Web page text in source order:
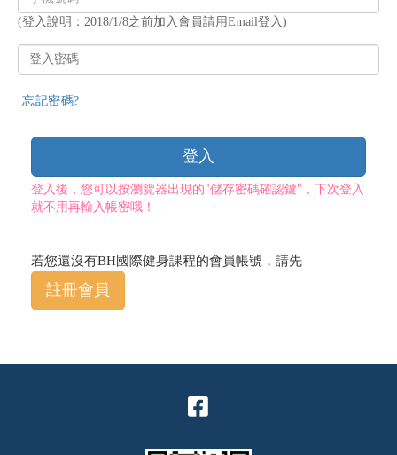
入
帳
號
(登入說明：2018/1/8之前加入會員請用Email登入)
入
碼
忘記密碼?
登入
登入後，您可以按瀏覽器出現的"儲存密碼確認鍵"，下次登入
就不用再輸入帳密哦！
若您還沒有BH國際健身課程的會員帳號，請先
註冊會員